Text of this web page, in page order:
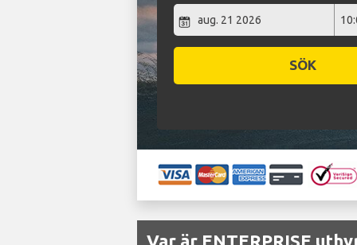
SÖK
Var är ENTERPRISE